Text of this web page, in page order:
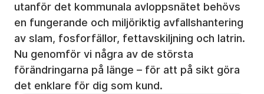
utanför det kommunala avloppsnätet behövs
en fungerande och miljöriktig avfallshantering
av slam, fosforfällor, fettavskiljning och latrin.
Nu genomför vi några av de största
förändringarna på länge – för att på sikt göra
det enklare för dig som kund.